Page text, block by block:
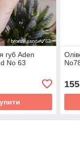
губ Aden
No 63
155